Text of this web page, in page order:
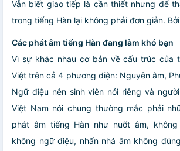
Vẫn biết giao tiếp là cần thiết nhưng để
trong tiếng Hàn lại không phải đơn giản.
Các phát âm tiếng Hàn đang làm khó bạn
Vì sự khác nhau cơ bản về cấu trúc của
Việt trên cả 4 phương diện: Nguyên âm,
Ngữ điệu nên sinh viên nói riêng và
Việt Nam nói chung thường mắc phải
phát âm tiếng Hàn như nuốt âm,
không ngữ điệu, nhấn nhá âm không